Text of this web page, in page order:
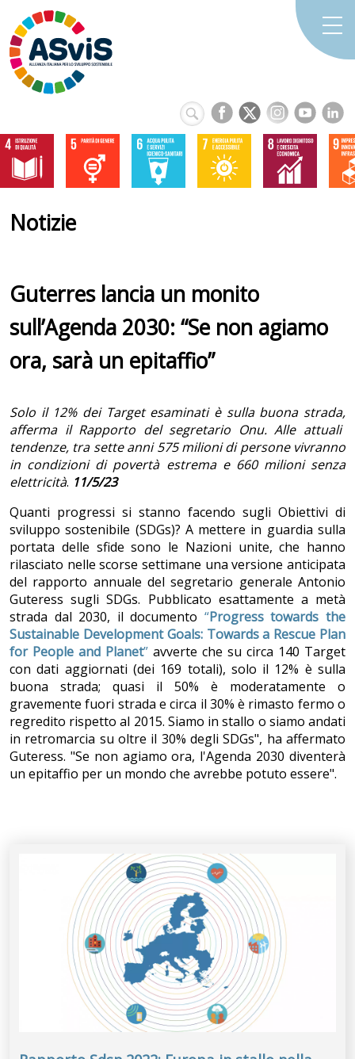
Notizie
Guterres lancia un monito
sull’Agenda 2030: “Se non agiamo
ora, sarà un epitaffio”
Solo il 12% dei Target esaminati è sulla buona strada,
afferma il Rapporto del segretario Onu. Alle attuali
tendenze, tra sette anni 575 milioni di persone vivranno
in condizioni di povertà estrema e 660 milioni senza
elettricità. 11/5/23
Quanti progressi si stanno facendo sugli Obiettivi di
sviluppo sostenibile (SDGs)? A mettere in guardia sulla
portata delle sfide sono le Nazioni unite, che hanno
rilasciato nelle scorse settimane una versione anticipata
del rapporto annuale del segretario generale Antonio
Guteress sugli SDGs. Pubblicato esattamente a metà
strada dal 2030, il documento “Progress towards the
Sustainable Development Goals: Towards a Rescue Plan
for People and Planet” avverte che su circa 140 Target
con dati aggiornati (dei 169 totali), solo il 12% è sulla
buona strada; quasi il 50% è moderatamente o
gravemente fuori strada e circa il 30% è rimasto fermo o
regredito rispetto al 2015. Siamo in stallo o siamo andati
in retromarcia su oltre il 30% degli SDGs", ha affermato
Guteress. "Se non agiamo ora, l'Agenda 2030 diventerà
un epitaffio per un mondo che avrebbe potuto essere".